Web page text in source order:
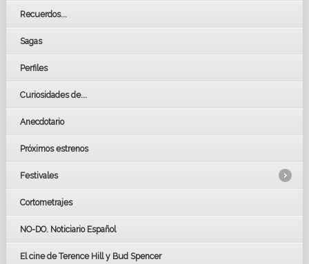
Recuerdos...
Sagas
Perfiles
Curiosidades de...
Anecdotario
Próximos estrenos
Festivales
LOS OSCARS
GOYAS
BAFTA
Cortometrajes
NO-DO. Noticiario Español
El cine de Terence Hill y Bud Spencer